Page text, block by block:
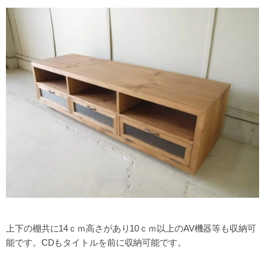
上下の棚共に14ｃｍ高さがあり10ｃｍ以上のAV機器等も収納可
能です。CDもタイトルを前に収納可能です。